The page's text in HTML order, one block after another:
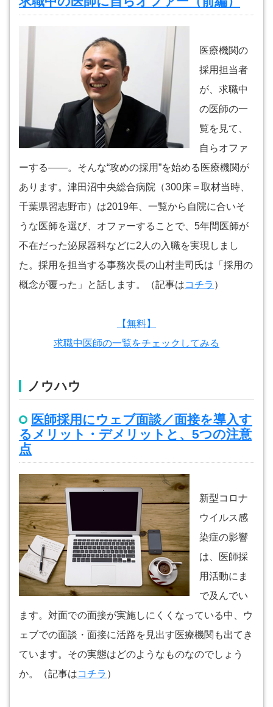
医療機関の
採用担当者
が、求職中
の医師の一
覧を見て、
自らオファ
ーする――。そんな“攻めの採用”を始める医療機関が
あります。津田沼中央総合病院（300床＝取材当時、
千葉県習志野市）は2019年、一覧から自院に合いそ
うな医師を選び、オファーすることで、5年間医師が
不在だった泌尿器科などに2人の入職を実現しまし
た。採用を担当する事務次長の山村圭司氏は「採用の
概念が覆った」と話します。（記事はコチラ ）
【無料】
求職中医師の一覧をチェックしてみる
ノウハウ
医師採用にウェブ面談／面接を導入す
るメリット・デメリットと、5つの注意
点
新型コロナ
ウイルス感
染症の影響
は、医師採
用活動にま
で及んでい
ます。対面での面接が実施しにくくなっている中、ウ
ェブでの面談・面接に活路を見出す医療機関も出てき
ています。その実態はどのようなものなのでしょう
か。（記事はコチラ ）